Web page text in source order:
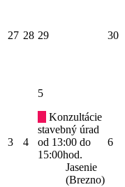
27 28 29 30
3 4
5
Konzultácie
stavebný úrad
od 13:00 do
15:00hod.
Jasenie
(Brezno)
6